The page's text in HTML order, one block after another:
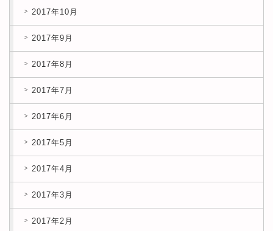
2017年10月
2017年9月
2017年8月
2017年7月
2017年6月
2017年5月
2017年4月
2017年3月
2017年2月